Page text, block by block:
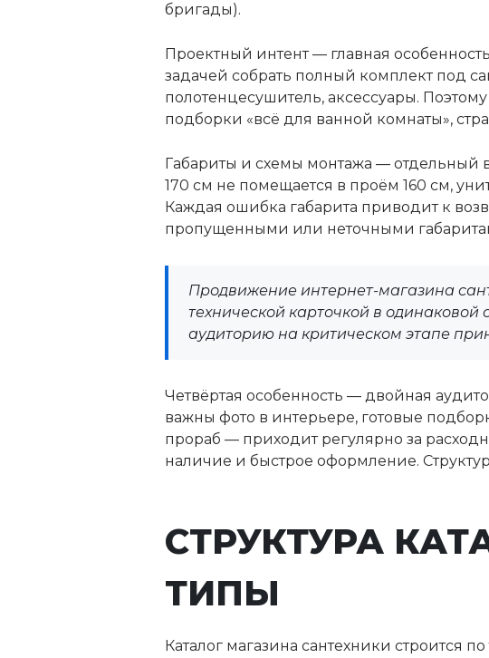
бригады).
Проектный интент — главная
задачей собрать полный комплект под
полотенцесушитель, аксессуары.
подборки «всё для ванной комнаты»,
Габариты и схемы монтажа — отдельный
170 см не помещается в проём 160 см,
Каждая ошибка габарита приводит к
пропущенными или неточными
Продвижение интернет-магазина
технической карточкой в одинаковой
аудиторию на критическом этапе
Четвёртая особенность — двойная
важны фото в интерьере, готовые
прораб — приходит регулярно за
наличие и быстрое оформление.
СТРУКТУРА
ТИПЫ
Каталог магазина сантехники строится